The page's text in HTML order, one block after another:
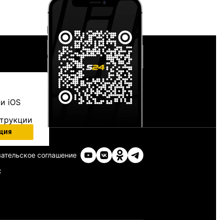
iOS
соглашение